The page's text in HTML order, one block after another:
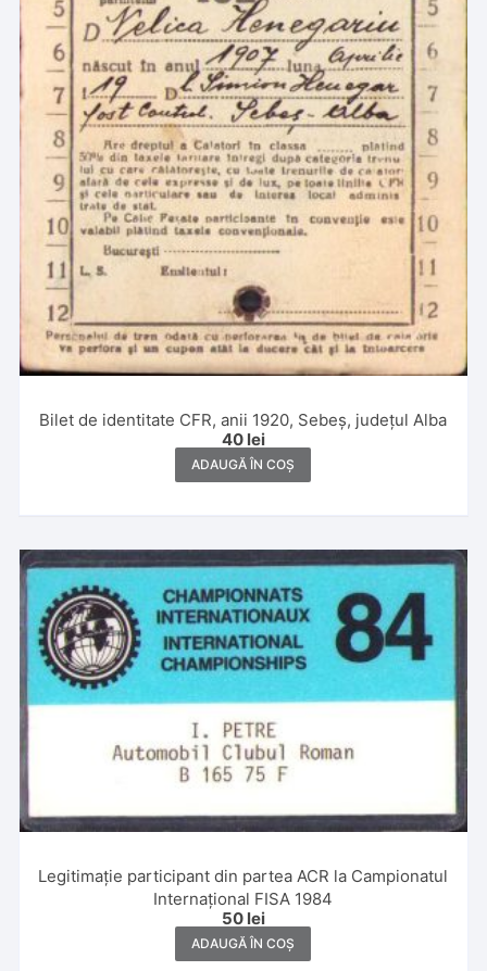
Bilet de identitate CFR, anii 1920, Sebeș, județul Alba
40 lei
ADAUGĂ ÎN COȘ
Legitimație participant din partea ACR la Campionatul
Internațional FISA 1984
50 lei
ADAUGĂ ÎN COȘ